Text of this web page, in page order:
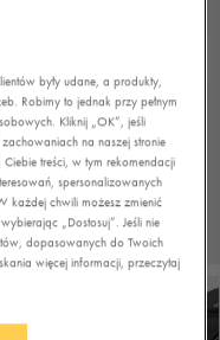
były udane, a produkty,
Robimy to jednak przy pełnym
Kliknij „OK”, jeśli
na naszej stronie
treści, w tym rekomendacji
spersonalizowanych
każdej chwili możesz zmienić
„Dostosuj”. Jeśli nie
dopasowanych do Twoich
więcej informacji, przeczytaj